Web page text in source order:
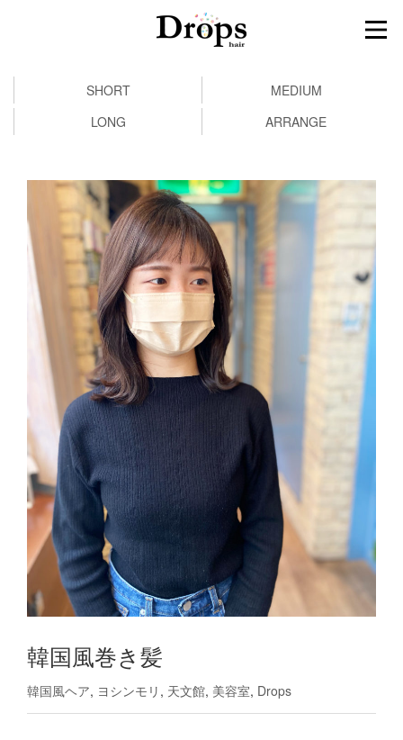
SHORT
MEDIUM
LONG
ARRANGE
韓国風巻き髪
韓国風ヘア, ヨシンモリ , 天文館, 美容室, Drops